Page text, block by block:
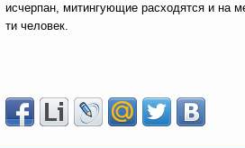
исчерпан, митингующие расходятся и на
ти человек.